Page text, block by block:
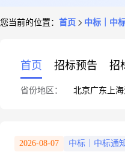
您当前的位置： 首页 中标｜中
首页 招标预告 招
省份地区： 北京广东 上海
2026-08-07 中标｜中标通